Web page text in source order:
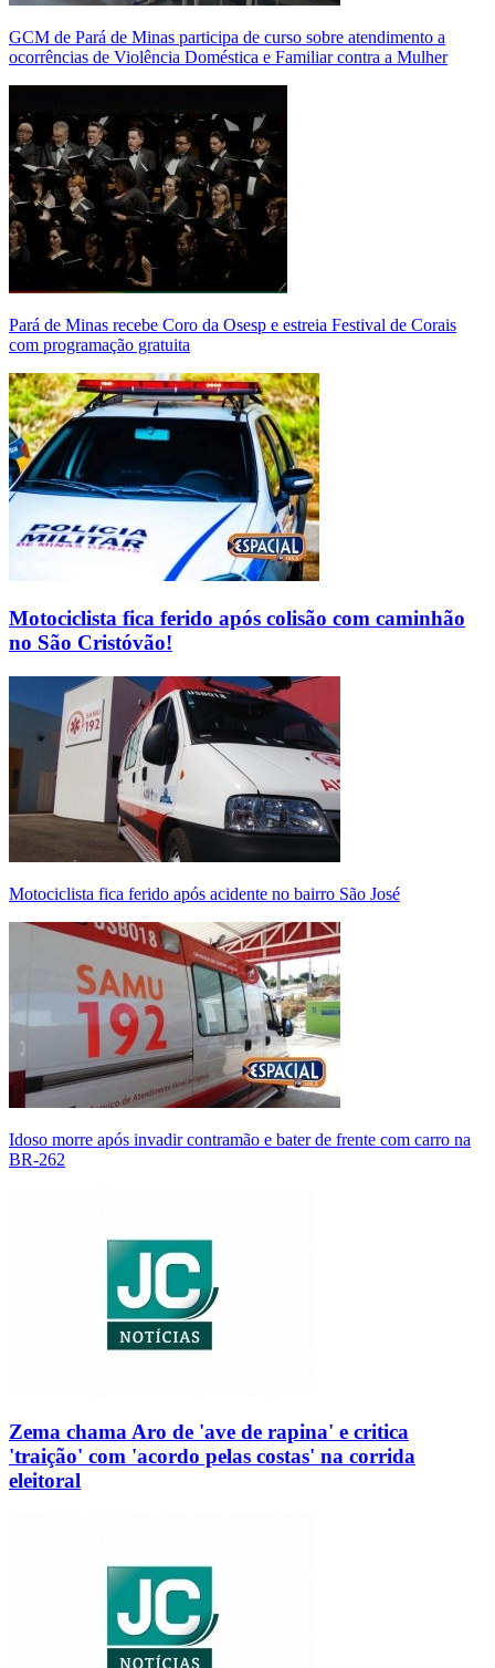
GCM de Pará de Minas participa de curso sobre atendimento a
ocorrências de Violência Doméstica e Familiar contra a Mulher
Pará de Minas recebe Coro da Osesp e estreia Festival de Corais
com programação gratuita
Motociclista fica ferido após colisão com caminhão
no São Cristóvão!
Motociclista fica ferido após acidente no bairro São José
Idoso morre após invadir contramão e bater de frente com carro na
BR-262
Zema chama Aro de 'ave de rapina' e critica
'traição' com 'acordo pelas costas' na corrida
eleitoral